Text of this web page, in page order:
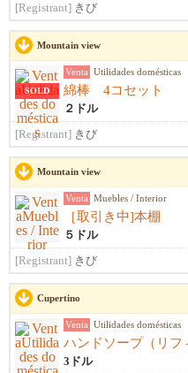
[Registrant] きび
Mountain view
SOLD
Venta Utilidades domésticas
綿棒 4コセット
２ドル
[Registrant] きび
Mountain view
Venta Muebles / Interior
［取引き中]本棚
５ドル
[Registrant] きび
Cupertino
Venta Utilidades domésticas
ハンドソープ（リフ
3ドル